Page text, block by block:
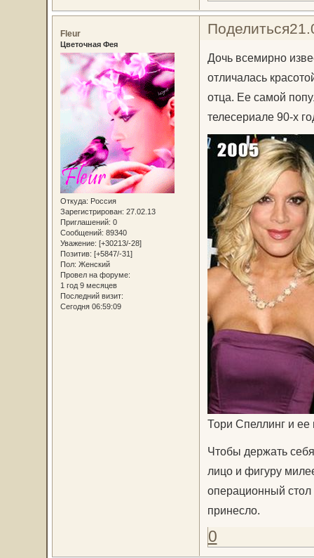
Поделиться
Fleur
Цветочная Фея
Откуда: Россия
Зарегистрирован: 27.02.13
Приглашений: 0
Сообщений: 89340
Уважение: [+30213/-28]
Позитив: [+5847/-31]
Пол: Женский
Провел на форуме:
1 год 9 месяцев
Последний визит:
Сегодня 06:59:09
Дочь всемирно
отличалась
отца. Ее самой
телесериале 90-х
Тори Спеллинг и ее
Чтобы держать
лицо и фигуру
операционный стол
принесло.
0